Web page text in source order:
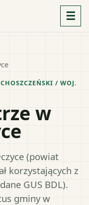
☰
CHOSZCZEŃSKI / WOJ.
w
(powiat
korzystających z
GUS BDL).
gminy w